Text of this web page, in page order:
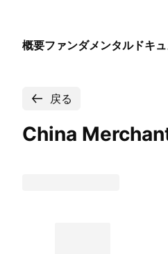
概要ファンダメンタルドキ
戻る
China